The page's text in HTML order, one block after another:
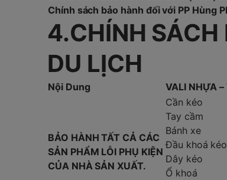
Chính sách bảo hành đối với PP Hùng
4.CHÍNH
DU LỊCH
Nội Dung VALI NHỰA –
BẢO HÀNH TẤT CẢ CÁC
SẢN PHẨM LỖI PHỤ KIỆN
CỦA NHÀ SẢN XUẤT.
Cần kéo
Tay cầm
Bánh xe
Đầu khoá kéo
Dây kéo
Ổ khoá